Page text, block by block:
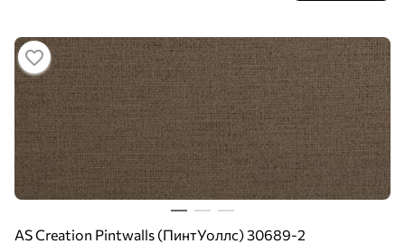
AS Creation Pintwalls (ПинтУоллс) 30689-2